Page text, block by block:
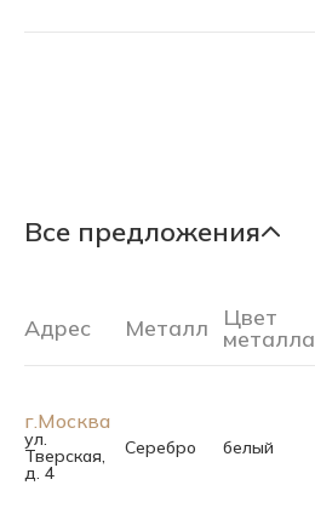
Все предложения
Адрес Металл Цвет
металла
г.Москва
ул.
Тверская,
д. 4
Серебро белый